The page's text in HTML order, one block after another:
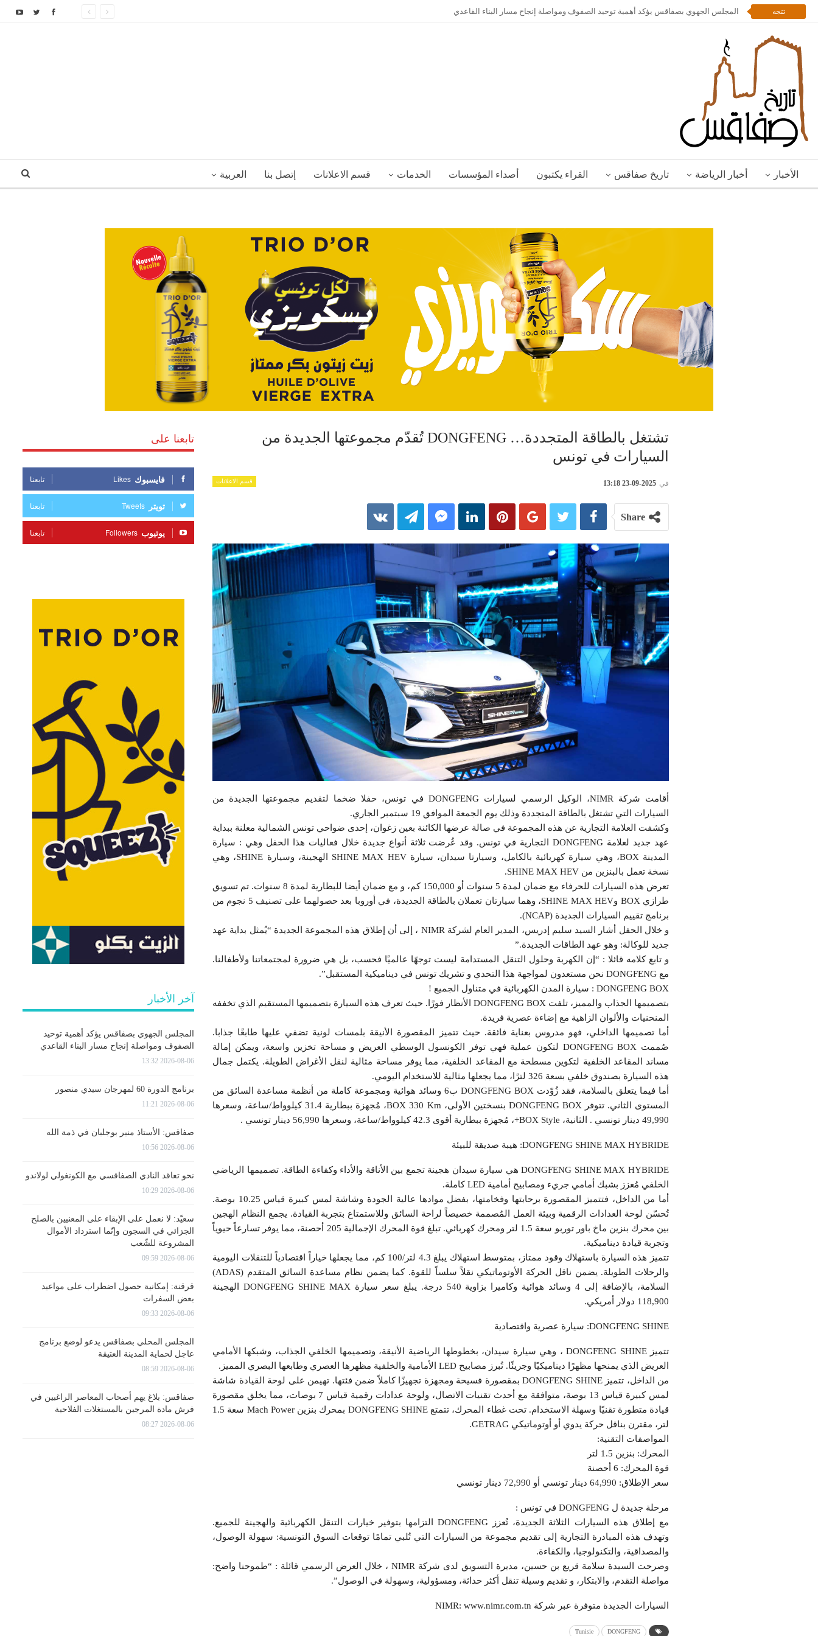
تتجه المجلس الجهوي بصفاقس يؤكد أهمية توحيد الصفوف ومواصلة إنجاح مسار البناء القاعدي
الأخبار أخبار الرياضة تاريخ صفاقس القراء يكتبون أصداء المؤسسات الخدمات قسم الاعلانات إتصل بنا العربية
تشتغل بالطاقة المتجددة… DONGFENG تُقدّم مجموعتها الجديدة من
السيارات في تونس
قسم الاعلانات في 2025-09-23 13:18
Share
أقامت شركة NIMR، الوكيل الرسمي لسيارات DONGFENG في تونس، حفلا ضخما لتقديم مجموعتها الجديدة من
السيارات التي تشتغل بالطاقة المتجددة وذلك يوم الجمعة الموافق 19 سبتمبر الجاري.
وكشفت العلامة التجارية عن هذه المجموعة في صالة عرضها الكائنة بعين زغوان، إحدى ضواحي تونس الشمالية معلنة ببداية
عهد جديد لعلامة DONGFENG التجارية في تونس. وقد عُرضت ثلاثة أنواع جديدة خلال فعاليات هذا الحفل وهي : سيارة
المدينة BOX، وهي سيارة كهربائية بالكامل، وسيارتا سيدان، سيارة SHINE MAX HEV الهجينة، وسيارة SHINE، وهي
نسخة تعمل بالبنزين من SHINE MAX HEV.
تعرض هذه السيارات للحرفاء مع ضمان لمدة 5 سنوات أو 150,000 كم، و مع ضمان أيضا للبطارية لمدة 8 سنوات. تم تسويق
طرازي BOX وSHINE MAX HEV، وهما سيارتان تعملان بالطاقة الجديدة، في أوروبا بعد حصولهما على تصنيف 5 نجوم من
برنامج تقييم السيارات الجديدة (NCAP).
و خلال الحفل أشار السيد سليم إدريس، المدير العام لشركة NIMR ، إلى أن إطلاق هذه المجموعة الجديدة “يُمثل بداية عهد
جديد للوكالة: وهو عهد الطاقات الجديدة.”
و تابع كلامه قائلا : “إن الكهربة وحلول التنقل المستدامة ليست توجهًا عالميًا فحسب، بل هي ضرورة لمجتمعاتنا ولأطفالنا.
مع DONGFENG نحن مستعدون لمواجهة هذا التحدي و تشريك تونس في ديناميكية المستقبل”.
DONGFENG BOX : سيارة المدن الكهربائية في متناول الجميع !
بتصميمها الجذاب والمميز، تلفت DONGFENG BOX الأنظار فورًا. حيث تعرف هذه السيارة بتصميمها المستقيم الذي تخففه
المنحنيات والألوان الزاهية مع إضاءة عصرية فريدة.
أما تصميمها الداخلي، فهو مدروس بعناية فائقة. حيث تتميز المقصورة الأنيقة بلمسات لونية تضفي عليها طابعًا جذابا.
صُممت DONGFENG BOX لتكون عملية فهي توفر الكونسول الوسطي العريض و مساحة تخزين واسعة، ويمكن إمالة
مساند المقاعد الخلفية لتكوين مسطحة مع المقاعد الخلفية، مما يوفر مساحة مثالية لنقل الأغراض الطويلة. يكتمل جمال
هذه السيارة بصندوق خلفي بسعة 326 لترًا، مما يجعلها مثالية للاستخدام اليومي.
أما فيما يتعلق بالسلامة، فقد زُوّدت DONGFENG BOX ب6 وسائد هوائية ومجموعة كاملة من أنظمة مساعدة السائق من
المستوى الثاني. تتوفر DONGFENG BOX بنسختين الأولى، BOX 330 Km، مُجهزة ببطارية 31.4 كيلوواط/ساعة، وسعرها
49,990 دينار تونسي . الثانية، BOX Style+، مُجهزة ببطارية أقوى 42.3 كيلوواط/ساعة، وسعرها 56,990 دينار تونسي .
DONGFENG SHINE MAX HYBRIDE: هيبة صديقة للبيئة
DONGFENG SHINE MAX HYBRIDE هي سيارة سيدان هجينة تجمع بين الأناقة والأداء وكفاءة الطاقة. تصميمها الرياضي
الخلفي مُعزز بشبك أمامي جريء ومصابيح أمامية LED كاملة.
أما من الداخل، فتتميز المقصورة برحابتها وفخامتها، بفضل موادها عالية الجودة وشاشة لمس كبيرة قياس 10.25 بوصة.
تُحسّن لوحة العدادات الرقمية وبيئة العمل المُصممة خصيصاً لراحة السائق وللاستمتاع بتجربة القيادة. يجمع النظام الهجين
بين محرك بنزين ماخ باور توربو سعة 1.5 لتر ومحرك كهربائي. تبلغ قوة المحرك الإجمالية 205 أحصنة، مما يوفر تسارعاً حيوياً
وتجربة قيادة ديناميكية.
تتميز هذه السيارة باستهلاك وقود ممتاز، بمتوسط استهلاك يبلغ 4.3 لتر/100 كم، مما يجعلها خياراً اقتصادياً للتنقلات اليومية
والرحلات الطويلة. يضمن ناقل الحركة الأوتوماتيكي نقلاً سلساً للقوة. كما يضمن نظام مساعدة السائق المتقدم (ADAS)
السلامة، بالإضافة إلى 4 وسائد هوائية وكاميرا بزاوية 540 درجة. يبلغ سعر سيارة DONGFENG SHINE MAX الهجينة
118,900 دولار أمريكي.
DONGFENG SHINE: سيارة عصرية واقتصادية
تتميز DONGFENG SHINE ، وهي سيارة سيدان، بخطوطها الرياضية الأنيقة، وتصميمها الخلفي الجذاب، وشبكها الأمامي
العريض الذي يمنحها مظهرًا ديناميكيًا وجريئًا. تُبرز مصابيح LED الأمامية والخلفية مظهرها العصري وطابعها البصري المميز.
من الداخل، تتميز DONGFENG SHINE بمقصورة فسيحة ومجهزة تجهيزًا كاملاً ضمن فئتها. تهيمن على لوحة القيادة شاشة
لمس كبيرة قياس 13 بوصة، متوافقة مع أحدث تقنيات الاتصال، ولوحة عدادات رقمية قياس 7 بوصات، مما يخلق مقصورة
قيادة متطورة تقنيًا وسهلة الاستخدام. تحت غطاء المحرك، تتمتع DONGFENG SHINE بمحرك بنزين Mach Power سعة 1.5
لتر، مقترن بناقل حركة يدوي أو أوتوماتيكي GETRAG.
المواصفات التقنية:
المحرك: بنزين 1.5 لتر
قوة المحرك: 6 أحصنة
سعر الإطلاق: 64,990 دينار تونسي أو 72,990 دينار تونسي
مرحلة جديدة ل DONGFENG في تونس :
مع إطلاق هذه السيارات الثلاثة الجديدة، تُعزز DONGFENG التزامها بتوفير خيارات التنقل الكهربائية والهجينة للجميع.
وتهدف هذه المبادرة التجارية إلى تقديم مجموعة من السيارات التي تُلبي تمامًا توقعات السوق التونسية: سهولة الوصول،
والمصداقية، والتكنولوجيا، والكفاءة.
وصرحت السيدة سلامة قريع بن حسين، مديرة التسويق لدى شركة NIMR ، خلال العرض الرسمي قائلة : “طموحنا واضح:
مواصلة التقدم، والابتكار، و تقديم وسيلة تنقل أكثر حداثة، ومسؤولية، وسهولة في الوصول”.
السيارات الجديدة متوفرة عبر شركة NIMR: www.nimr.com.tn
DONGFENG
Tunisie
تابعنا على
فايسبوك Likes تابعنا
تويتر Tweets تابعنا
يوتيوب Followers تابعنا
آخر الأخبار
المجلس الجهوي بصفاقس يؤكد أهمية توحيد
الصفوف ومواصلة إنجاح مسار البناء القاعدي
2026-08-06 13:32
برنامج الدورة 60 لمهرجان سيدي منصور
2026-08-06 11:21
صفاقس: الأستاذ منير بوجلبان في ذمة الله
2026-08-06 10:56
نحو تعاقد النادي الصفاقسي مع الكونغولي لولاندو
2026-08-06 10:29
سعيّد: لا نعمل على الإبقاء على المعنيين بالصلح
الجزائي في السجون وإنّما استرداد الأموال
المشروعة للشّعب
2026-08-06 09:59
قرقنة: إمكانية حصول اضطراب على مواعيد
بعض السفرات
2026-08-06 09:33
المجلس المحلي بصفاقس يدعو لوضع برنامج
عاجل لحماية المدينة العتيقة
2026-08-06 08:59
صفاقس: بلاغ يهم أصحاب المعاصر الراغبين في
فرش مادة المرجين بالمستغلات الفلاحية
2026-08-06 08:27